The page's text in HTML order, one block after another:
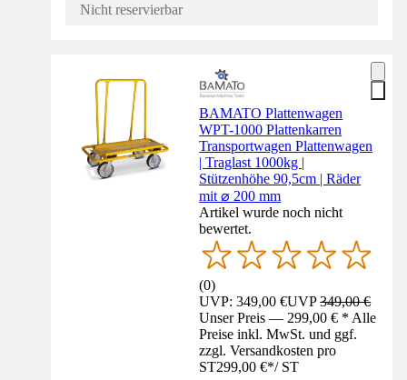
Nicht reservierbar
BAMATO Plattenwagen
WPT-1000 Plattenkarren
Transportwagen Plattenwagen
| Traglast 1000kg |
Stützenhöhe 90,5cm | Räder
mit ⌀ 200 mm
Artikel wurde noch nicht
bewertet.
(0)
UVP: 349,00 €UVP349,00 €
Unser Preis — 299,00 € * Alle
Preise inkl. MwSt. und ggf.
zzgl. Versandkosten pro
ST299,00 €*/ ST